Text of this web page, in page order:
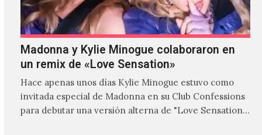
Madonna y Kylie Minogue colaboraron en
un remix de «Love Sensation»
Hace apenas unos días Kylie Minogue estuvo como
invitada especial de Madonna en su Club Confessions
para debutar una versión alterna de "Love Sensation",